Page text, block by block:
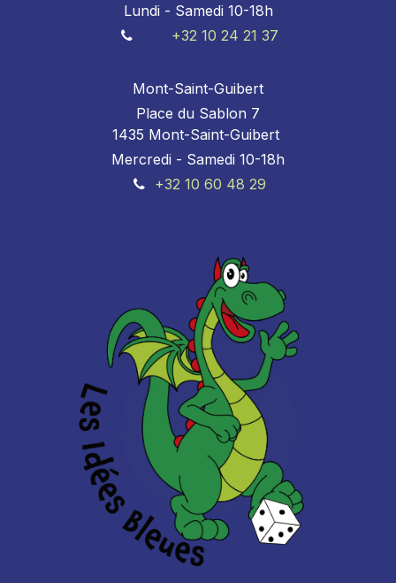
Lundi - Samedi 10-18h
+32 10 24 21 37
Mont-Saint-Guibert
Place du Sablon 7
1435 Mont-Saint-Guibert
Mercredi - Samedi 10-18h
+32 10 60 48 29